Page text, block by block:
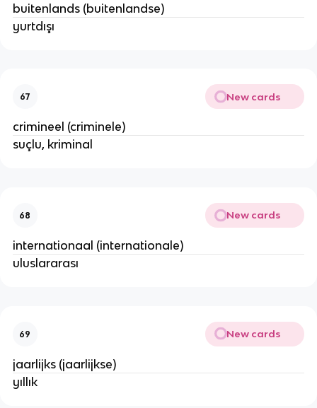
buitenlands (buitenlandse)
yurtdışı
67 New cards
crimineel (criminele)
suçlu, kriminal
68 New cards
internationaal (internationale)
uluslararası
69 New cards
jaarlijks (jaarlijkse)
yıllık